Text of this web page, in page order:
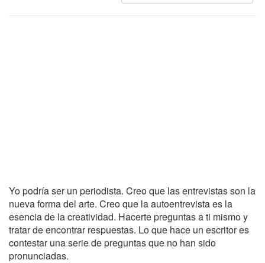
Yo podría ser un periodista. Creo que las entrevistas son la
nueva forma del arte. Creo que la autoentrevista es la
esencia de la creatividad. Hacerte preguntas a ti mismo y
tratar de encontrar respuestas. Lo que hace un escritor es
contestar una serie de preguntas que no han sido
pronunciadas.